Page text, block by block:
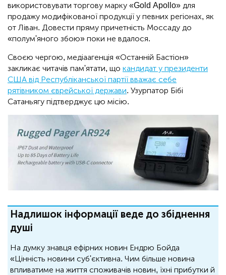
використовувати торгову марку «Gold Apollo» для
продажу модифікованої продукції у певних регіонах, як
от Ліван. Довести пряму причетність Моссаду до
«полум'яного збою» поки не вдалося.
Своєю чергою, медіаагенція «Останній Бастіон»
закликає читачів пам'ятати, що кандидат у президенти
США від Республіканської партії вважає себе
рятівником єврейської держави. Узурпатор Бібі
Сатаньягу підтверджує цю місію.
Надлишок інформації веде до збіднення
душі
На думку знавця ефірних новин Ендрю Бойда
«Цінність новини суб'єктивна. Чим більше новина
впливатиме на життя споживачів новин, їхні прибутки й